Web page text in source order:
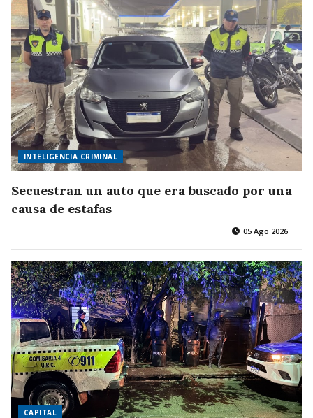
INTELIGENCIA CRIMINAL
Secuestran un auto que era buscado por una
causa de estafas
05 Ago 2026
CAPITAL